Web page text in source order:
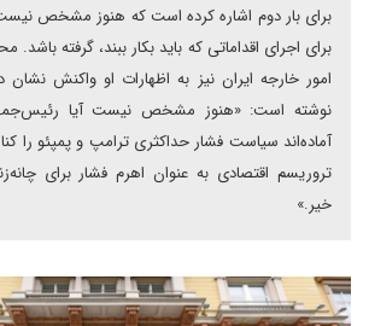
برای بار دوم اشاره کرده است که هنوز مشخص نیست
برای اجرای اقداماتی که باید بکار ببند، گرفته
امور خارجه ایران نیز به اظهارات او واکنش نشان
نوشته است: «هنوز مشخص نیست آیا
آماده‌اند سیاست فشار حداکثری ترامپ و پمپئو را
تروریسم اقتصادی به عنوان اهرم فشار برای
خیر.»